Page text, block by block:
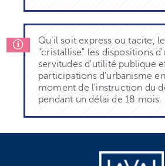
Qu’il soit express ou tacite,
"cristallise" les dispositions
servitudes d'utilité publique
participations d'urbanisme
moment de l'instruction du
pendant un délai de 18 mois.